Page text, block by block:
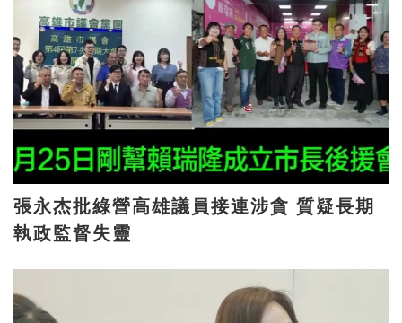
張永杰批綠營高雄議員接連涉貪 質疑長期
執政監督失靈